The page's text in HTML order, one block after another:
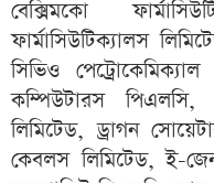
বেক্সিমকো
ফার্মাসিউটিক্যালস
সিভিও
কম্পিউটারস পিএলসি,
লিমিটেড, ড্রাগন
কেবলস লিমিটেড, ই-